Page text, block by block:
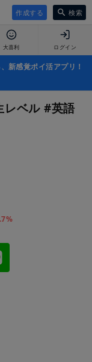
作成する 検索
大喜利 ログイン
新感覚ポイ活アプリ！
ベル #英語